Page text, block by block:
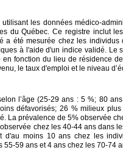
les données médico-
du Québec. Ce registre inclut
a été mesurée chez les individus
à l'aide d'un indice validé. Le
fonction du lieu de résidence
le taux d'emploi et le niveau
l’âge (25-29 ans : 5 %; 80
défavorisés; 26 % milieux plus
La prévalence de 5% observée
chez les 40-44 ans dans
d'au moins 10 ans chez les
55-59 ans et 4 ans chez les 70-74